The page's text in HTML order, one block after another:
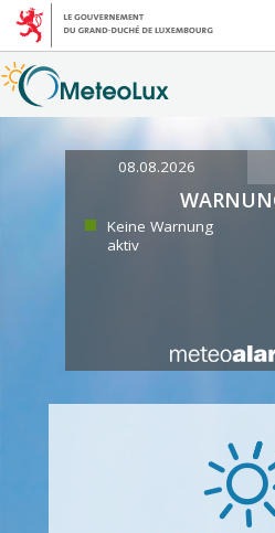
08.08.2026
Keine Warnung
aktiv